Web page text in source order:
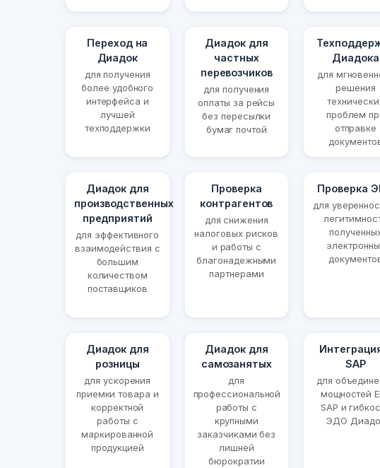
Переход на
Диадок
для получения
более удобного
интерфейса и
лучшей
техподдержки
Диадок для
частных
перевозчиков
для получения
оплаты за рейсы
без пересылки
бумаг почтой
Диадока
для
решения
проблем
отправке
Диадок для
производственных
предприятий
для эффективного
взаимодействия с
большим
количеством
поставщиков
Проверка
контрагентов
для снижения
налоговых рисков
и работы с
благонадежными
партнерами
Проверка
для
Диадок для
розницы
для ускорения
приемки товара и
корректной
работы с
маркированной
продукцией
Диадок для
самозанятых
для
профессиональной
работы с
крупными
заказчиками без
лишней
бюрократии
SAP
для
мощностей
SAP и
ЭДО